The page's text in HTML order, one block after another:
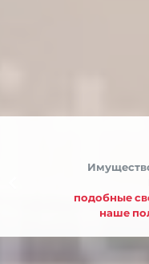
подобные
наше